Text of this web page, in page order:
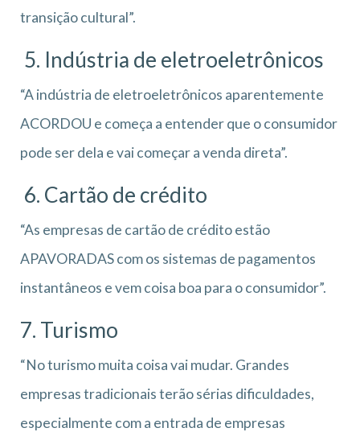
transição cultural”.
5. Indústria de eletroeletrônicos
“A indústria de eletroeletrônicos aparentemente
ACORDOU e começa a entender que o consumidor
pode ser dela e vai começar a venda direta”.
6. Cartão de crédito
“As empresas de cartão de crédito estão
APAVORADAS com os sistemas de pagamentos
instantâneos e vem coisa boa para o consumidor”.
7. Turismo
“No turismo muita coisa vai mudar. Grandes
empresas tradicionais terão sérias dificuldades,
especialmente com a entrada de empresas